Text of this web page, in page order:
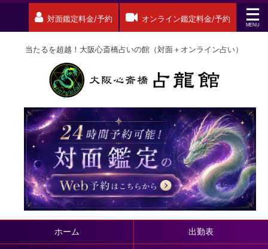
対面鑑定料金/予約 オンライン鑑定料金/予約
当たるを超越！大阪心斎橋占いの館（対面＋オンライン占い）
ホーム 出勤表